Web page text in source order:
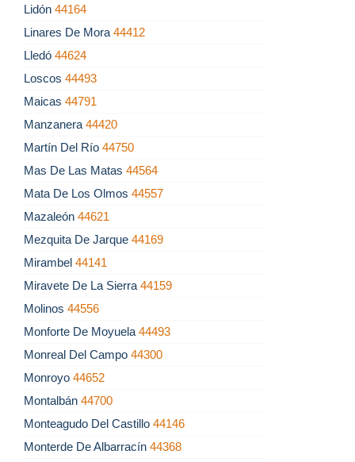
Lidón 44164
Linares De Mora 44412
Lledó 44624
Loscos 44493
Maicas 44791
Manzanera 44420
Martín Del Río 44750
Mas De Las Matas 44564
Mata De Los Olmos 44557
Mazaleón 44621
Mezquita De Jarque 44169
Mirambel 44141
Miravete De La Sierra 44159
Molinos 44556
Monforte De Moyuela 44493
Monreal Del Campo 44300
Monroyo 44652
Montalbán 44700
Monteagudo Del Castillo 44146
Monterde De Albarracín 44368